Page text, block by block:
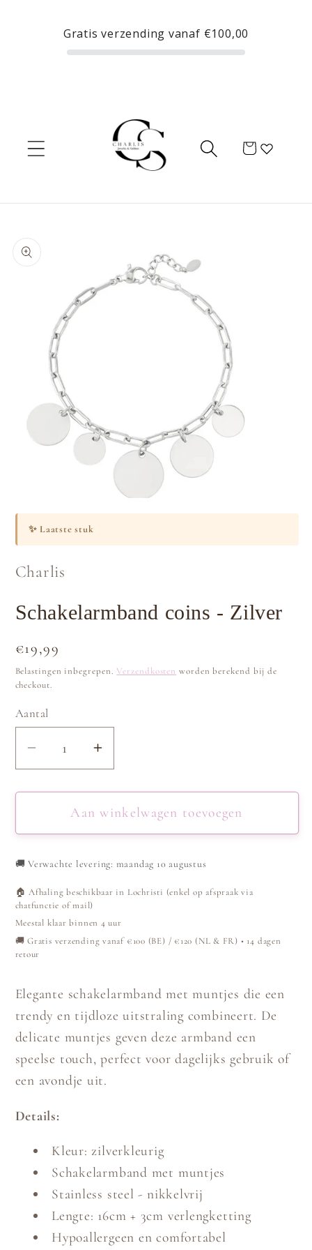
Gratis verzending vanaf €100,00
content
Winkelwagen
modaal
✨ Laatste stuk
Charlis
Schakelarmband coins - Zilver
Normale
prijs
€19,99
Belastingen inbegrepen. Verzendkosten worden berekend bij de
checkout.
Aantal
Aantal
verlagen
voor
Schakelarmband
coins
Zilver
Aantal
verhogen
voor
Schakelarmband
coins
Zilver
Aan winkelwagen toevoegen
🚚Verwachte levering: maandag 10 augustus
🏠 Afhaling beschikbaar in Lochristi (enkel op afspraak via
chatfunctie of mail)
Meestal klaar binnen 4 uur
🚚 Gratis verzending vanaf €100 (BE) / €120 (NL & FR) • 14 dagen
retour
Elegante schakelarmband met muntjes die een
trendy en tijdloze uitstraling combineert. De
delicate muntjes geven deze armband een
speelse touch, perfect voor dagelijks gebruik of
een avondje uit.
Details:
Kleur: zilverkleurig
Schakelarmband met muntjes
Stainless steel - nikkelvrij
Lengte: 16cm + 3cm verlengketting
Hypoallergeen en comfortabel